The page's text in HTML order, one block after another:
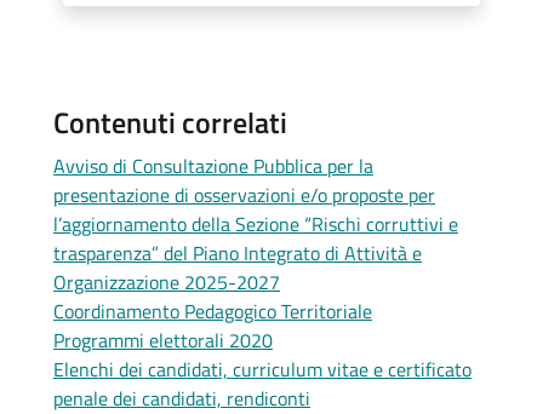
Contenuti correlati
Avviso di Consultazione Pubblica per la
presentazione di osservazioni e/o proposte per
l’aggiornamento della Sezione “Rischi corruttivi e
trasparenza” del Piano Integrato di Attività e
Organizzazione 2025-2027
Coordinamento Pedagogico Territoriale
Programmi elettorali 2020
Elenchi dei candidati, curriculum vitae e certificato
penale dei candidati, rendiconti